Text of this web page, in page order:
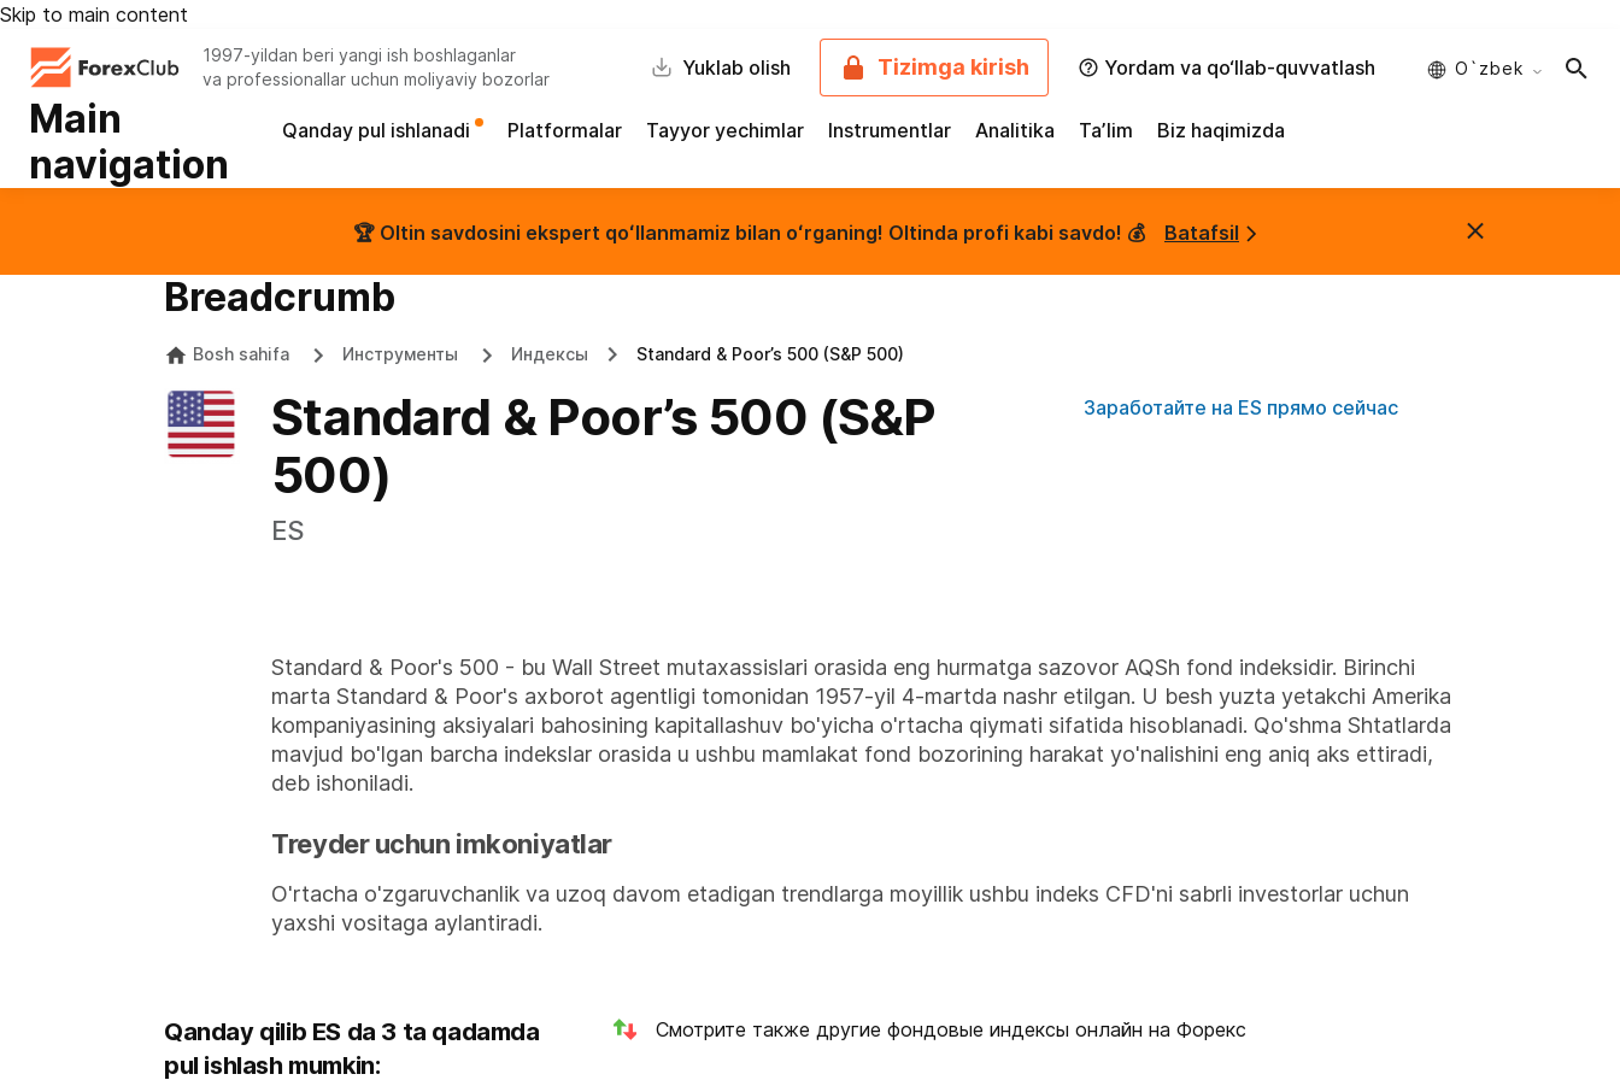
Skip to main content
1997-yildan beri yangi ish boshlaganlar
va professionallar uchun moliyaviy bozorlar
Yuklab olish Tizimga kirish Yordam va qo‘llab-quvvatlash O`zbek
Main
navigation
Qanday pul ishlanadi Platformalar Tayyor yechimlar Instrumentlar Analitika Taʼlim Biz haqimizda
🏆 Oltin savdosini ekspert qoʻllanmamiz bilan oʻrganing! Oltinda profi kabi savdo! 💰 Batafsil
Breadcrumb
Bosh sahifa Инструменты Индексы Standard & Poor’s 500 (S&P 500)
Standard & Poor’s 500 (S&P
500)
ES
Заработайте на ES прямо сейчас
Standard & Poor's 500 - bu Wall Street mutaxassislari orasida eng hurmatga sazovor AQSh fond indeksidir. Birinchi
marta Standard & Poor's axborot agentligi tomonidan 1957-yil 4-martda nashr etilgan. U besh yuzta yetakchi Amerika
kompaniyasining aksiyalari bahosining kapitallashuv bo'yicha o'rtacha qiymati sifatida hisoblanadi. Qo'shma Shtatlarda
mavjud bo'lgan barcha indekslar orasida u ushbu mamlakat fond bozorining harakat yo'nalishini eng aniq aks ettiradi,
deb ishoniladi.
Treyder uchun imkoniyatlar
O'rtacha o'zgaruvchanlik va uzoq davom etadigan trendlarga moyillik ushbu indeks CFD'ni sabrli investorlar uchun
yaxshi vositaga aylantiradi.
Qanday qilib ES da 3 ta qadamda
pul ishlash mumkin:
Смотрите также другие фондовые индексы онлайн на Форекс